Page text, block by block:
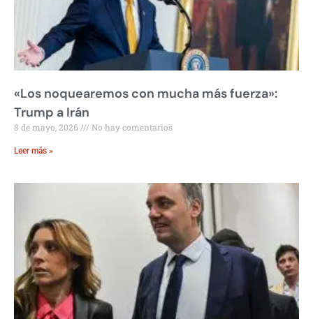
«Los noquearemos con mucha más fuerza»:
Trump a Irán
8 de mayo, 2026 No hay comentarios
Leer más »